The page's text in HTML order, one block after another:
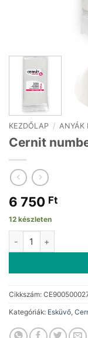
KEZDŐLAP / ANYÁK
Cernit
6 750 Ft
12 készleten
Cikkszám:
Kategóriák: Esküvő